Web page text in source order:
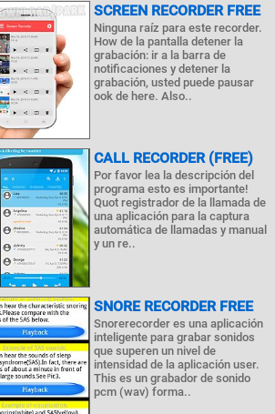
SCREEN RECORDER FREE
Ninguna raíz para este recorder.
How de la pantalla detener la
grabación: ir a la barra de
notificaciones y detener la
grabación, usted puede pausar
ook de here. Also..
CALL RECORDER (FREE)
Por favor lea la descripción del
programa esto es importante!
Quot registrador de la llamada de
una aplicación para la captura
automática de llamadas y manual
y un re..
SNORE RECORDER FREE
Snorerecorder es una aplicación
inteligente para grabar sonidos
que superen un nivel de
intensidad de la aplicación user.
This es un grabador de sonido
pcm (wav) forma..